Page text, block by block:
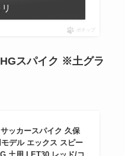
ポチップ
スパイク ※土グラ
ッカースパイク 久保
デル エックス スピー